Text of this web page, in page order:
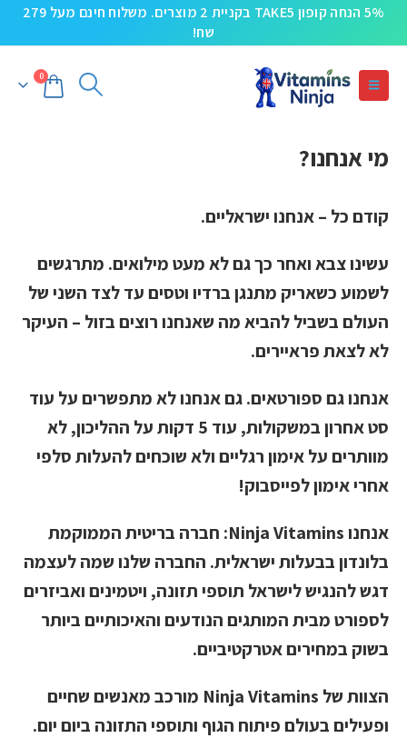
5% הנחה קופון TAKE5 בקניית 2 מוצרים. משלוח חינם מעל 279
שח!
0
מי אנחנו?
קודם כל – אנחנו ישראליים.
עשינו צבא ואחר כך גם לא מעט מילואים. מתרגשים
לשמוע כשאריק מתנגן ברדיו וטסים עד לצד השני של
העולם בשביל להביא מה שאנחנו רוצים בזול – העיקר
לא לצאת פראיירים.
אנחנו גם ספורטאים. גם אנחנו לא מתפשרים על עוד
סט אחרון במשקולות, עוד 5 דקות על ההליכון, לא
מוותרים על אימון רגליים ולא שוכחים להעלות סלפי
אחרי אימון לפייסבוק!
אנחנוNinja Vitamins: חברה בריטית הממוקמת
בלונדון בבעלות ישראלית. החברה שלנו שמה לעצמה
דגש להנגיש לישראל תוספי תזונה, ויטמינים ואביזרים
לספורט מבית המותגים הנודעים והאיכותיים ביותר
בשוק במחירים אטרקטיביים.
הצוות של Ninja Vitamins מורכב מאנשים שחיים
ופעילים בעולם פיתוח הגוף ותוספי התזונה ביום יום.